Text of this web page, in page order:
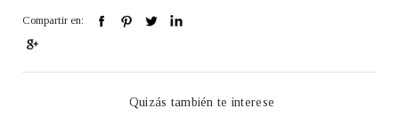
Compartir en:
Quizás también te interese